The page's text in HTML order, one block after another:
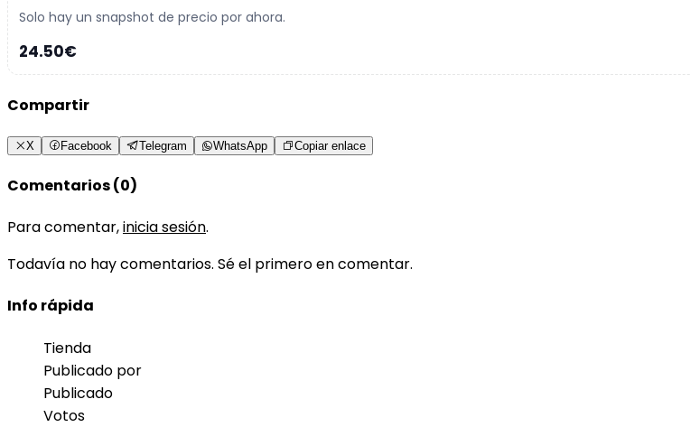
Solo hay un snapshot de precio por ahora.
24.50€
Compartir
X Facebook Telegram WhatsApp Copiar enlace
Comentarios (0)
Para comentar,inicia sesión.
Todavía no hay comentarios. Sé el primero en comentar.
Info rápida
Tienda
Publicado por
Publicado
Votos